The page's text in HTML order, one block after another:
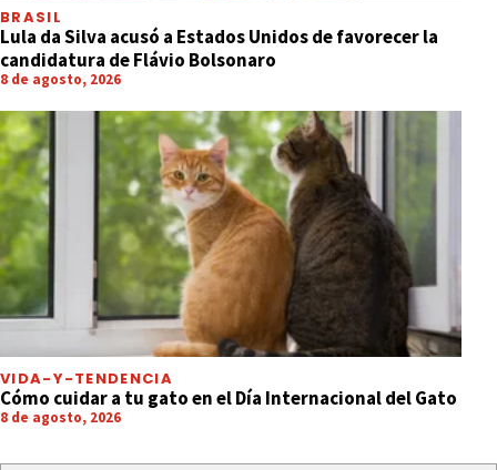
BRASIL
Lula da Silva acusó a Estados Unidos de favorecer la
candidatura de Flávio Bolsonaro
8 de agosto, 2026
VIDA-Y-TENDENCIA
Cómo cuidar a tu gato en el Día Internacional del Gato
8 de agosto, 2026